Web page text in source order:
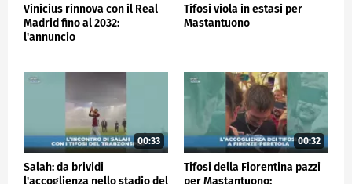
Vinicius rinnova con il Real
Madrid fino al 2032:
l'annuncio
Tifosi viola in estasi per
Mastantuono
00:33
Salah: da brividi
00:32
Tifosi della Fiorentina pazzi